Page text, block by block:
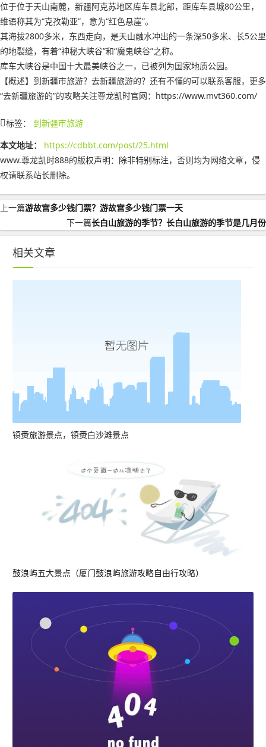
位于位于天山南麓，新疆阿克苏地区库车县北部，距库车县城80公里，
维语称其为“克孜勒亚”，意为“红色悬崖”。
其海拔2800多米，东西走向，是天山融水冲出的一条深50多米、长5公里
的地裂缝，有着“神秘大峡谷”和“魔鬼峡谷”之称。
库车大峡谷是中国十大最美峡谷之一，已被列为国家地质公园。
【概述】到新疆市旅游？去新疆旅游的？还有不懂的可以联系客服，更多
“去新疆旅游的”的攻略关注尊龙凯时官网：https://www.mvt360.com/
标签： 到新疆市旅游
本文地址：
https://cdbbt.com/post/25.html
www.尊龙凯时888的版权声明： 除非特别标注，否则均为网络文章，侵
权请联系站长删除。
上一篇游故宫多少钱门票？游故宫多少钱门票一天
下一篇长白山旅游的季节？长白山旅游的季节是几月份
相关文章
镇赉旅游景点，镇赉白沙滩景点
鼓浪屿五大景点（厦门鼓浪屿旅游攻略自由行攻略）